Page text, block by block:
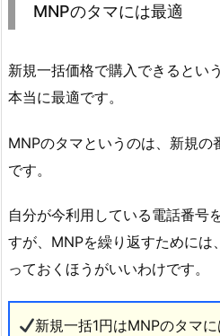
MNPのタマには最適
新規一括価格で購入できるとい
本当に最適です。
MNPのタマというのは、新規の
です。
自分が今利用している電話番号
すが、MNPを繰り返すためには
っておくほうがいいわけです。
新規一括1円はMNPのタマ